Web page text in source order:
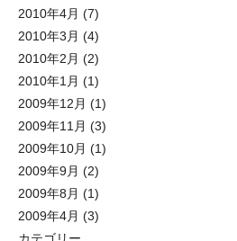
2010年4月 (7)
2010年3月 (4)
2010年2月 (2)
2010年1月 (1)
2009年12月 (1)
2009年11月 (3)
2009年10月 (1)
2009年9月 (2)
2009年8月 (1)
2009年4月 (3)